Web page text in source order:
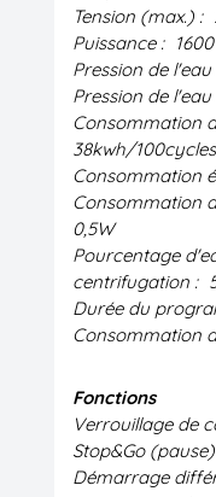
Tension (max.) :
Puissance :
Pression de
Pression de
Consommation
38kwh/100cycles
Consommation
Consommation
0,5W
Pourcentage
centrifugation :
Durée du
Consommation
Fonctions
Verrouillage de
Stop&Go
Démarrage